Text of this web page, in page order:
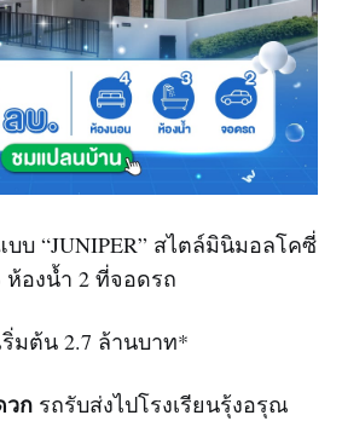
บ “JUNIPER” สไตล์มินิมอลโคซี่
องน้ำ 2 ที่จอดรถ
มต้น 2.7 ล้านบาท*
วก รถรับส่งไปโรงเรียนรุ้งอรุณ